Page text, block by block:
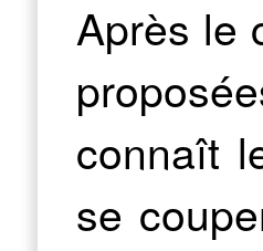
Après le
connaît
se